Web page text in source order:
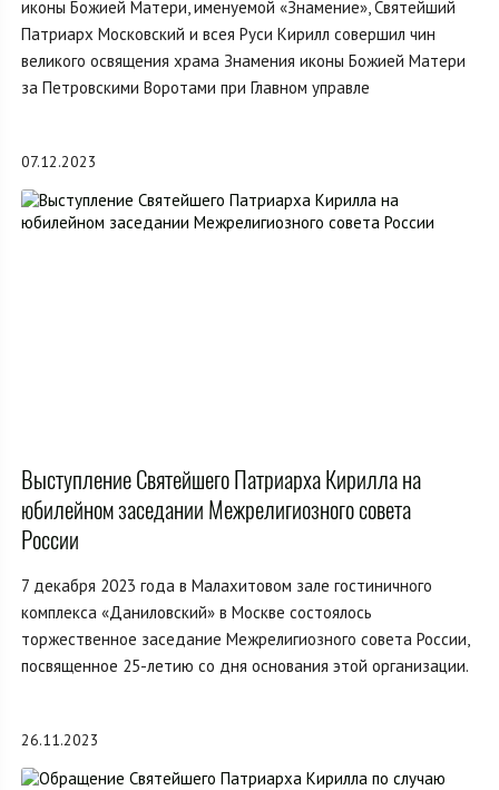
иконы Божией Матери, именуемой «Знамение», Святейший
Патриарх Московский и всея Руси Кирилл совершил чин
великого освящения храма Знамения иконы Божией Матери
за Петровскими Воротами при Главном управле
07.12.2023
Выступление Святейшего Патриарха Кирилла на
юбилейном заседании Межрелигиозного совета
России
7 декабря 2023 года в Малахитовом зале гостиничного
комплекса «Даниловский» в Москве состоялось
торжественное заседание Межрелигиозного совета России,
посвященное 25-летию со дня основания этой организации.
26.11.2023